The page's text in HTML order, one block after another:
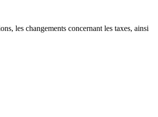
les changements concernant les taxes, ainsi